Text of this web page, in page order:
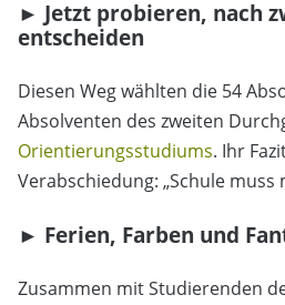
► Jetzt probieren, nach
entscheiden
Diesen Weg wählten die 54
Absolventen des zweiten
Orientierungsstudiums. Ihr
Verabschiedung: „Schule muss
► Ferien, Farben und
Zusammen mit Studierenden